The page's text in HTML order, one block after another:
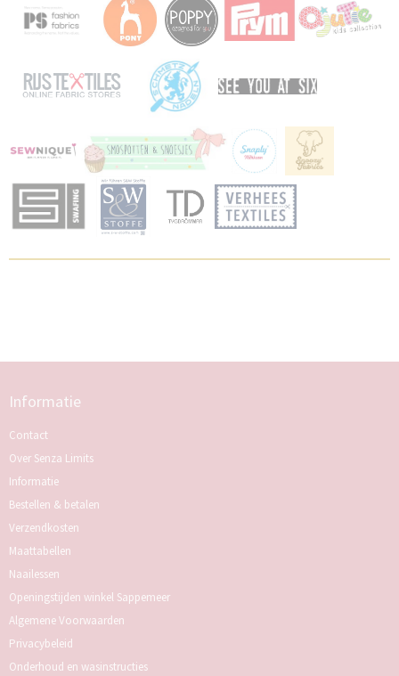
Informatie
Contact
Over Senza Limits
Informatie
Bestellen & betalen
Verzendkosten
Maattabellen
Naailessen
Openingstijden winkel Sappemeer
Algemene Voorwaarden
Privacybeleid
Onderhoud en wasinstructies